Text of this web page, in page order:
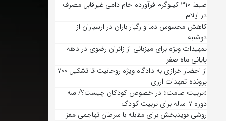
ضبط ۳۱۰ کیلوگرم فرآورده خام دامی غیرقابل مصرف
در ایلام
کاهش محسوس دما و رگبار باران در ارسباران از
دوشنبه
تمهیدات ویژه برای میزبانی از زائران رضوی در دهه
پایانی ماه صفر
از احضار خرازی به دادگاه ویژه روحانیت تا تشکیل ۷۰۰
پرونده تعهدات ارزی
«تربیت صامت» در خصوص کودکان چیست؟/ سه
دوره ۷ ساله برای تربیت کودک
روشی نویدبخش برای مقابله با سرطان تهاجمی مغز